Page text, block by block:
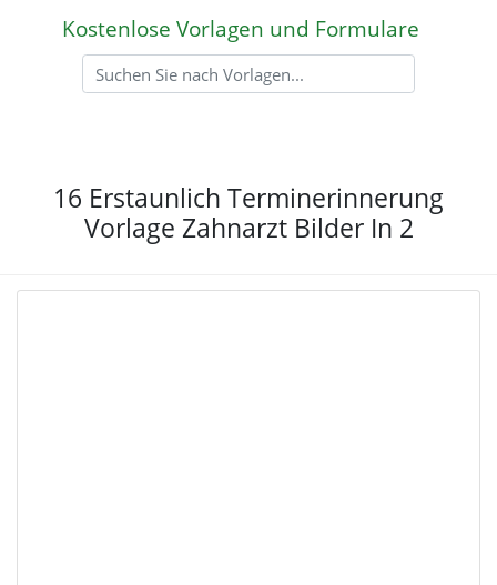
Kostenlose Vorlagen und Formulare
16 Erstaunlich Terminerinnerung
Vorlage Zahnarzt Bilder In 2